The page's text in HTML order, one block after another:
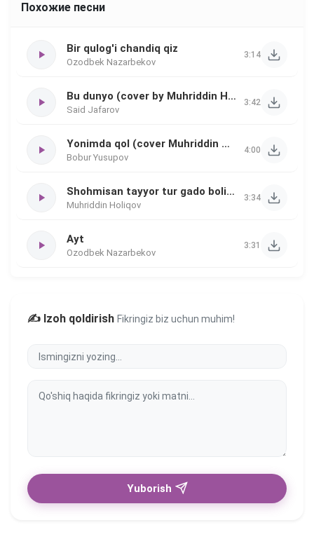
Похожие песни
Bir qulog'i chandiq qiz
Ozodbek Nazarbekov
3:14
Bu dunyo (cover by Muhriddin Holiqov)
Said Jafarov
3:42
Yonimda qol (cover Muhriddin Holiqov)
Bobur Yusupov
4:00
Shohmisan tayyor tur gado bolishga (Bu dunyo)
Muhriddin Holiqov
3:34
Ayt
Ozodbek Nazarbekov
3:31
✍️ Izoh qoldirish Fikringiz biz uchun muhim!
Yuborish